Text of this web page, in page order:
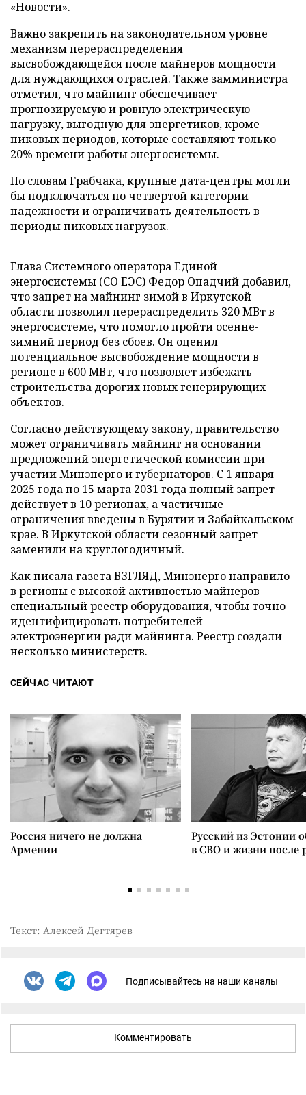
«Новости».
Важно закрепить на законодательном уровне
механизм перераспределения
высвобождающейся после майнеров мощности
для нуждающихся отраслей. Также замминистра
отметил, что майнинг обеспечивает
прогнозируемую и ровную электрическую
нагрузку, выгодную для энергетиков, кроме
пиковых периодов, которые составляют только
20% времени работы энергосистемы.
По словам Грабчака, крупные дата-центры могли
бы подключаться по четвертой категории
надежности и ограничивать деятельность в
периоды пиковых нагрузок.
Глава Системного оператора Единой
энергосистемы (СО ЕЭС) Федор Опадчий добавил,
что запрет на майнинг зимой в Иркутской
области позволил перераспределить 320 МВт в
энергосистеме, что помогло пройти осенне-
зимний период без сбоев. Он оценил
потенциальное высвобождение мощности в
регионе в 600 МВт, что позволяет избежать
строительства дорогих новых генерирующих
объектов.
Согласно действующему закону, правительство
может ограничивать майнинг на основании
предложений энергетической комиссии при
участии Минэнерго и губернаторов. С 1 января
2025 года по 15 марта 2031 года полный запрет
действует в 10 регионах, а частичные
ограничения введены в Бурятии и Забайкальском
крае. В Иркутской области сезонный запрет
заменили на круглогодичный.
Как писала газета ВЗГЛЯД, Минэнергонаправило
в регионы с высокой активностью майнеров
специальный реестр оборудования, чтобы точно
идентифицировать потребителей
электроэнергии ради майнинга. Реестр создали
несколько министерств.
СЕЙЧАС ЧИТАЮТ
Россия ничего не должна
Армении
Русский из Эстонии
в СВО и жизни после
Текст: Алексей Дегтярев
Подписывайтесь на наши каналы
Комментировать